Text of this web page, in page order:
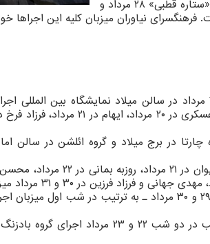
مرداد، گروه «آوای صحرا» ۲۷ مرداد، گروه «ستاره قطبی» ۲۸ مرداد و
سیروان خسروی در سه روز، ۲۶، ۲۷ و ۲۸ مرداد در سالن میلاد
همینطور كاخ سعدآباد در سه شب ـ ۲۸، ۲۹ و ۳۰ مرداد ـ به
فرهنگسرای نیاوران و تالار رودكی به ترتیب